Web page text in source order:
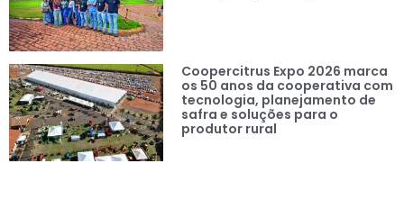
Coopercitrus Expo 2026 marca
os 50 anos da cooperativa com
tecnologia, planejamento de
safra e soluções para o
produtor rural